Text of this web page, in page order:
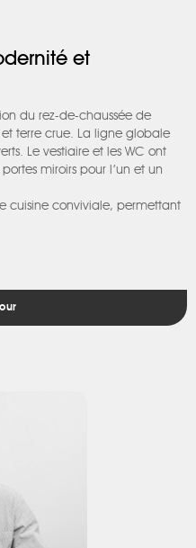
et
du rez-de-chaussée de
terre crue. La ligne globale
Le vestiaire et les WC ont
miroirs pour l’un et un
cuisine conviviale, permettant
colonnes une porte dérobée
les matériaux, c’est
tonalités d’orange. Un faux
et toujours dans le but
arrivons sur le séjour les
d’un billard. Notre
de par sa taille et ses
un foyer avec un rack à bois
Le meuble TV vient dans la
ainsi un grand linéaire de
un grand format, en 120
l’ensemble.